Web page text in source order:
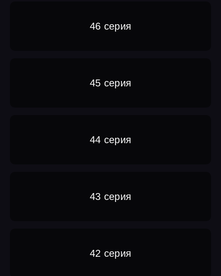
46 серия
45 серия
44 серия
43 серия
42 серия